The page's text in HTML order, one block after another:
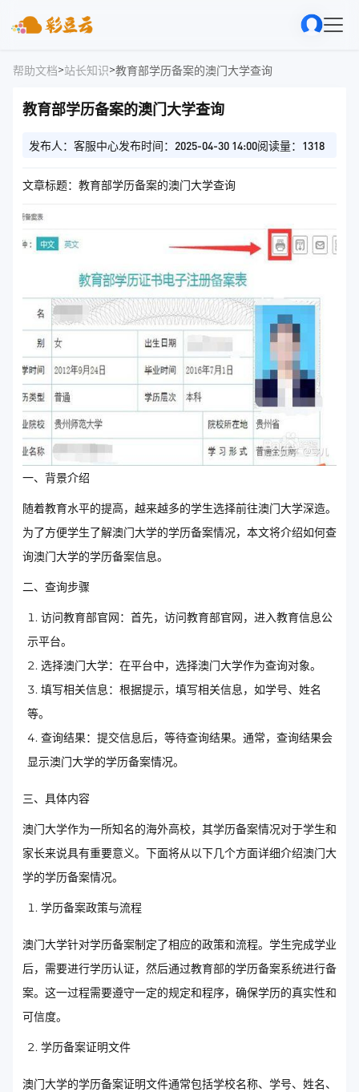
帮助文档>站长知识>教育部学历备案的澳门大学查询
教育部学历备案的澳门大学查询
发布人：客服中心发布时间：2025-04-30 14:00阅读量：1318
文章标题：教育部学历备案的澳门大学查询
一、背景介绍
随着教育水平的提高，越来越多的学生选择前往澳门大学深造。
为了方便学生了解澳门大学的学历备案情况，本文将介绍如何查
询澳门大学的学历备案信息。
二、查询步骤
访问教育部官网：首先，访问教育部官网，进入教育信息公
示平台。
选择澳门大学：在平台中，选择澳门大学作为查询对象。
填写相关信息：根据提示，填写相关信息，如学号、姓名
等。
查询结果：提交信息后，等待查询结果。通常，查询结果会
显示澳门大学的学历备案情况。
三、具体内容
澳门大学作为一所知名的海外高校，其学历备案情况对于学生和
家长来说具有重要意义。下面将从以下几个方面详细介绍澳门大
学的学历备案情况。
学历备案政策与流程
澳门大学针对学历备案制定了相应的政策和流程。学生完成学业
后，需要进行学历认证，然后通过教育部的学历备案系统进行备
案。这一过程需要遵守一定的规定和程序，确保学历的真实性和
可信度。
学历备案证明文件
澳门大学的学历备案证明文件通常包括学校名称、学号、姓名、